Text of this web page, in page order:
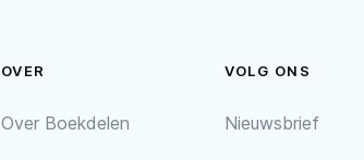
OVER
Over Boekdelen
VOLG ONS
Nieuwsbrief